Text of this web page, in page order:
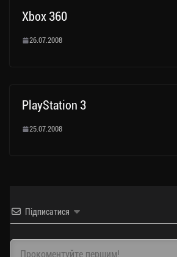
Xbox 360
26.07.2008
PlayStation 3
25.07.2008
Підписатися